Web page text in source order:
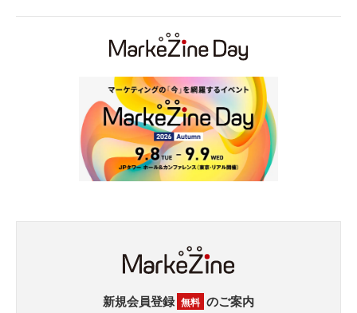
新規会員登録 無料 のご案内